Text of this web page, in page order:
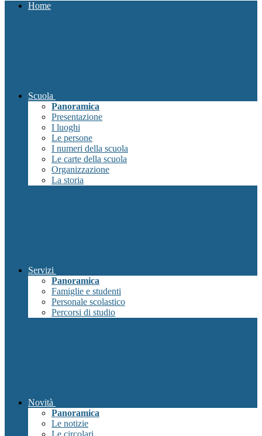
Home
Scuola
Panoramica
Presentazione
I luoghi
Le persone
I numeri della scuola
Le carte della scuola
Organizzazione
La storia
Servizi
Panoramica
Famiglie e studenti
Personale scolastico
Percorsi di studio
Novità
Panoramica
Le notizie